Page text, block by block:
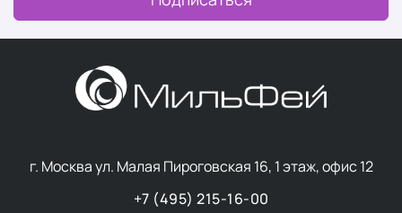
потеря эластичности
гиперпигментация
тусклый цвет
неровный тон
Лучшим решением будет ежедневный, тщательный и
в соответствии с возрастом, типом кожи, а
г. Москва ул. Малая Пироговская 16, 1 этаж, офис 12
+7 (495) 215-16-00